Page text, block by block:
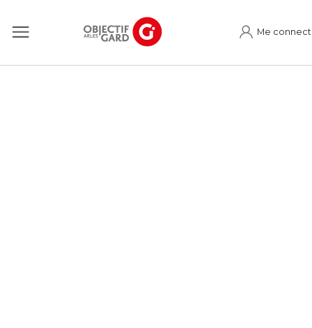
Me